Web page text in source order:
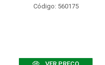
Código: 560175